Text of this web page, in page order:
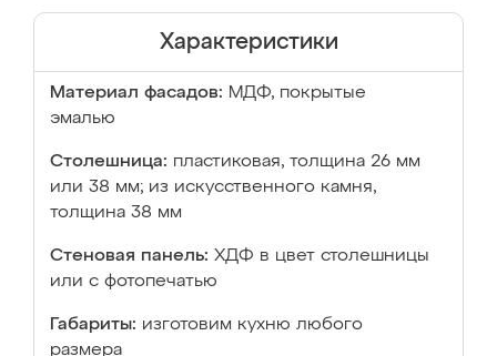
Характеристики
Материал фасадов: МДФ, покрытые
эмалью
Столешница: пластиковая, толщина 26 мм
или 38 мм; из искусственного камня,
толщина 38 мм
Стеновая панель: ХДФ в цвет столешницы
или с фотопечатью
Габариты: изготовим кухню любого
размера